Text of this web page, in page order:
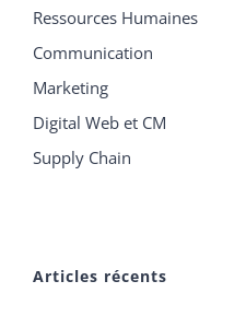
Ressources Humaines
Communication
Marketing
Digital Web et CM
Supply Chain
Articles récents